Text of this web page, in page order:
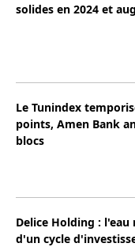
solides en 2024 et
Le Tunindex
points, Amen Bank
blocs
Delice Holding :
d'un cycle